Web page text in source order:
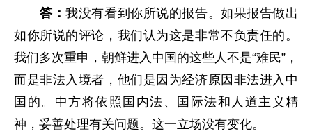
答：我没有看到你所说的报告。如果报告做出
如你所说的评论，我们认为这是非常不负责任的。
我们多次重申，朝鲜进入中国的这些人不是“难民”，
而是非法入境者，他们是因为经济原因非法进入中
国的。中方将依照国内法、国际法和人道主义精
神，妥善处理有关问题。这一立场没有变化。